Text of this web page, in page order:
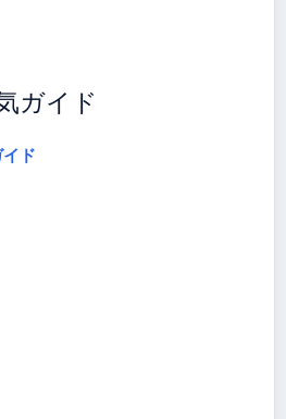
ガイド
ド